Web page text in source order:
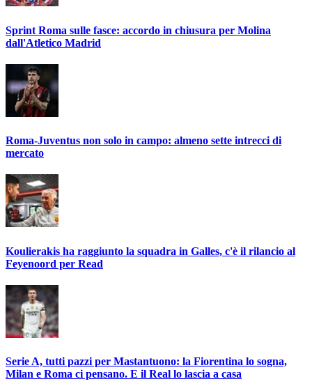
Sprint Roma sulle fasce: accordo in chiusura per Molina
dall'Atletico Madrid
Roma-Juventus non solo in campo: almeno sette intrecci di
mercato
Koulierakis ha raggiunto la squadra in Galles, c'è il rilancio al
Feyenoord per Read
Serie A, tutti pazzi per Mastantuono: la Fiorentina lo sogna,
Milan e Roma ci pensano. E il Real lo lascia a casa